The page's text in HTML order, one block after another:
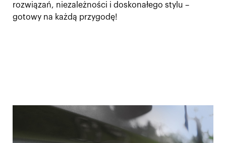
rozwiązań, niezależności i doskonałego stylu –
gotowy na każdą przygodę!